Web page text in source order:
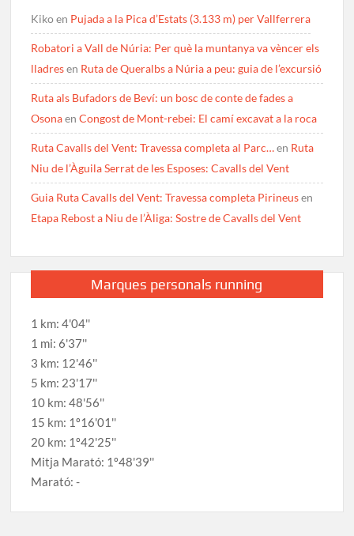
Kikoen Pujada a la Pica d’Estats (3.133 m) per Vallferrera
Robatori a Vall de Núria: Per què la muntanya va vèncer els
lladresen Ruta de Queralbs a Núria a peu: guia de l’excursió
Ruta als Bufadors de Beví: un bosc de conte de fades a
OsonaenCongost de Mont-rebei: El camí excavat a la roca
Ruta Cavalls del Vent: Travessa completa al Parc…en Ruta
Niu de l’Àguila Serrat de les Esposes: Cavalls del Vent
Guia Ruta Cavalls del Vent: Travessa completa Pirineusen
Etapa Rebost a Niu de l’Àliga: Sostre de Cavalls del Vent
Marques personals running
1 km: 4'04''
1 mi: 6'37''
3 km: 12'46''
5 km: 23'17''
10 km: 48'56''
15 km: 1º16'01''
20 km: 1º42'25''
Mitja Marató: 1º48'39''
Marató: -